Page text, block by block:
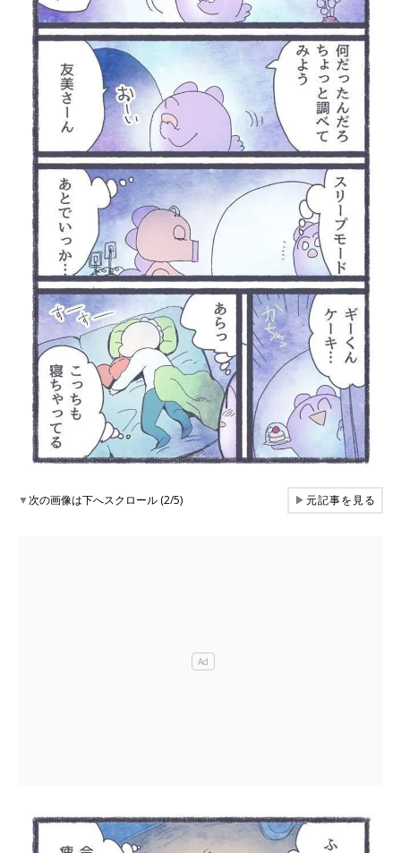
▼次の画像は下へスクロール (2/5) ▶元記事を見る